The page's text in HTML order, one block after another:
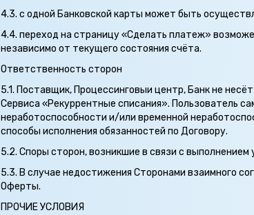
4.3. с одной Банковской карты может быть
4.4. переход на страницу «Сделать платеж»
независимо от текущего состояния счёта.
Ответственность сторон
5.1. Поставщик, Процессинговыи центр, Банк не
Сервиса «Рекуррентные списания». Пользователь
неработоспособности и/или временной
способы исполнения обязанностей по Договору.
5.2. Споры сторон, возникшие в связи с
5.3. В случае недостижения Сторонами взаимного
Оферты.
ПРОЧИЕ УСЛОВИЯ